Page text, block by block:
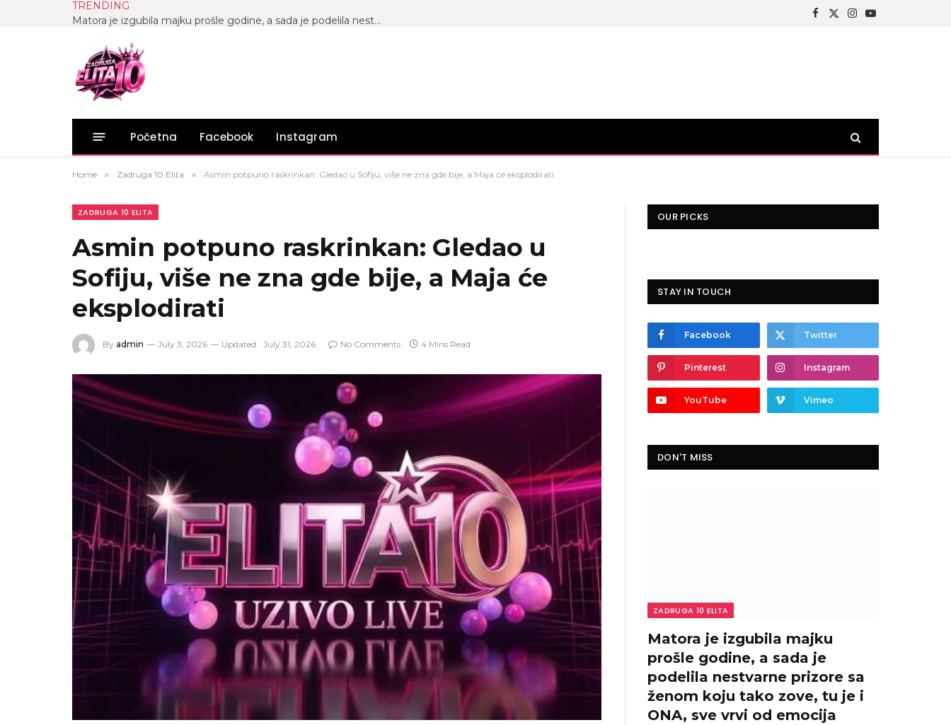
TRENDING
Matora je izgubila majku prošle godine, a sada je podelila nestvarne prizore sa ženom koju tako zove, tu je i ONA, sve vrvi od emocija
Facebook
X
Instagram
YouTube
Početna Facebook Instagram
Home » Zadruga 10 Elita » Asmin potpuno raskrinkan: Gledao u Sofiju, više ne zna gde bije, a Maja će eksplodirati
ZADRUGA 10 ELITA
Asmin potpuno raskrinkan: Gledao u
Sofiju, više ne zna gde bije, a Maja će
eksplodirati
By admin July 3, 2026 Updated: July 31, 2026 No Comments 4 Mins Read
OUR PICKS
STAY IN TOUCH
Facebook Twitter
Pinterest Instagram
YouTube Vimeo
DON'T MISS
ZADRUGA 10 ELITA
Matora je izgubila majku
prošle godine, a sada je
podelila nestvarne prizore sa
ženom koju tako zove, tu je i
ONA, sve vrvi od emocija